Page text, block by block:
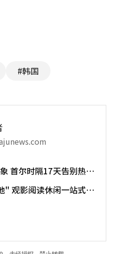
#韩国
首尔时隔17天告别热带
" 观影阅读休闲一站式搞